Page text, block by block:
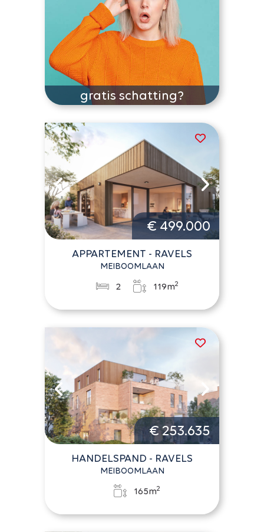
gratis schatting?
€ 499.000
APPARTEMENT - RAVELS
MEIBOOMLAAN
2 119m2
€ 253.635
HANDELSPAND - RAVELS
MEIBOOMLAAN
165m2